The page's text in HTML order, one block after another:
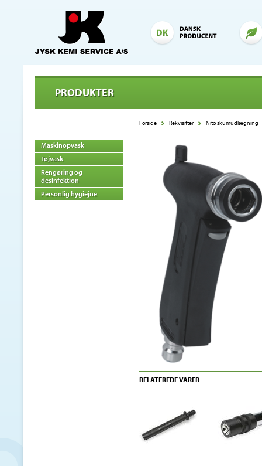
PRODUKTER
Maskinopvask
Tøjvask
Rengøring og
desinfektion
Personlig hygiejne
Forside Rekvisitter Nito skumudlægning
RELATEREDE VARER